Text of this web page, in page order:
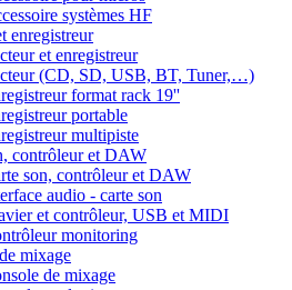
systèmes HF
enregistreur
et enregistreur
(CD, SD, USB, BT, Tuner,…)
format rack 19''
portable
multipiste
contrôleur et DAW
son, contrôleur et DAW
audio - carte son
et contrôleur, USB et MIDI
monitoring
mixage
de mixage